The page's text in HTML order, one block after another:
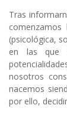
Tras
(psicológica,
en las que
nosotros
nacemos
por ello,